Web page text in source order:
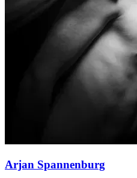
Arjan Spannenburg